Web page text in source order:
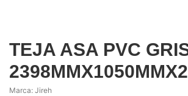
TEJA ASA PVC
Marca: Jireh